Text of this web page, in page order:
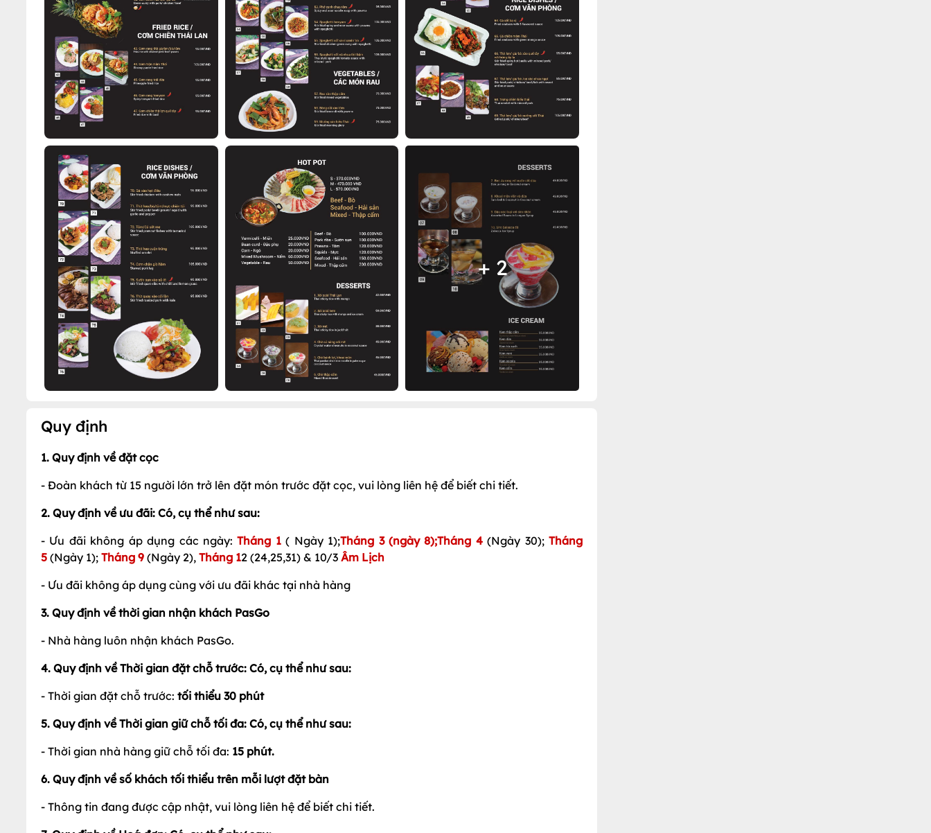
+ 2
Quy định
1. Quy định về đặt cọc
- Đoàn khách từ 15 người lớn trở lên đặt món trước đặt cọc, vui lòng liên hệ để biết chi tiết.
2. Quy định về ưu đãi: Có, cụ thể như sau:
- Ưu đãi không áp dụng các ngày:Tháng 1( Ngày 1);Tháng 3 (ngày 8);Tháng 4(Ngày 30);Tháng
5 (Ngày 1); Tháng 9 (Ngày 2), Tháng 12 (24,25,31) & 10/3 Âm Lịch
- Ưu đãi không áp dụng cùng với ưu đãi khác tại nhà hàng
3. Quy định về thời gian nhận khách PasGo
- Nhà hàng luôn nhận khách PasGo.
4. Quy định về Thời gian đặt chỗ trước: Có, cụ thể như sau:
- Thời gian đặt chỗ trước: tối thiểu 30 phút
5. Quy định về Thời gian giữ chỗ tối đa: Có, cụ thể như sau:
- Thời gian nhà hàng giữ chỗ tối đa: 15 phút.
6. Quy định về số khách tối thiểu trên mỗi lượt đặt bàn
- Thông tin đang được cập nhật, vui lòng liên hệ để biết chi tiết.